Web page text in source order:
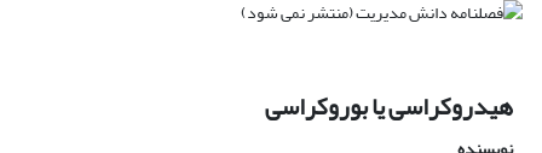
هیدروکراسی یا بوروکراسی